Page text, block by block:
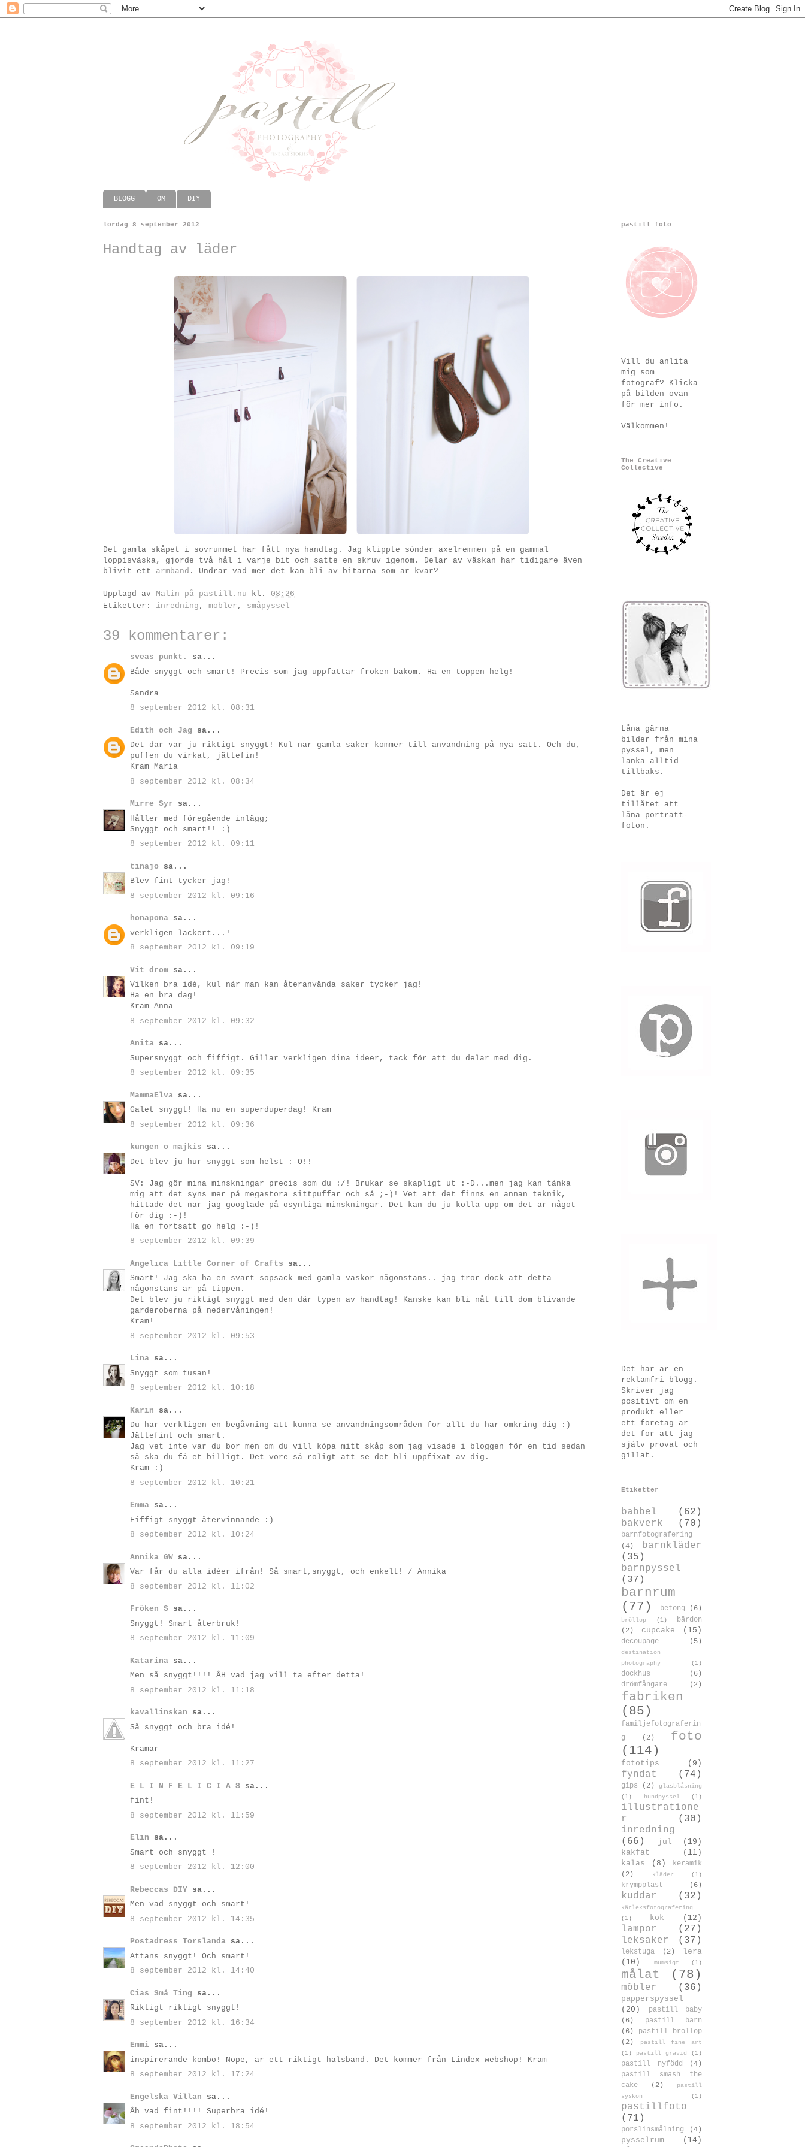
BLOGG OM DIY
lördag 8 september 2012
Handtag av läder
Det gamla skåpet i sovrummet har fått nya handtag. Jag klippte sönder axelremmen på en gammal
loppisväska, gjorde två hål i varje bit och satte en skruv igenom. Delar av väskan har tidigare även
blivit ett armband . Undrar vad mer det kan bli av bitarna som är kvar?
Upplagd av Malin på pastill.nu kl. 08:26
Etiketter: inredning , möbler , småpyssel
39 kommentarer:
sveas punkt.
sa...
Både snyggt och smart! Precis som jag uppfattar fröken bakom. Ha en toppen helg!
Sandra
8 september 2012 kl. 08:31
Edith och Jag sa...
Det där var ju riktigt snyggt! Kul när gamla saker kommer till användning på nya sätt. Och du,
puffen du virkat, jättefin!
Kram Maria
8 september 2012 kl. 08:34
Mirre Syr sa...
Håller med föregående inlägg;
Snyggt och smart!! :)
8 september 2012 kl. 09:11
tinajo sa...
Blev fint tycker jag!
8 september 2012 kl. 09:16
hönapöna sa...
verkligen läckert...!
8 september 2012 kl. 09:19
Vit dröm sa...
Vilken bra idé, kul när man kan återanvända saker tycker jag!
Ha en bra dag!
Kram Anna
8 september 2012 kl. 09:32
Anita sa...
Supersnyggt och fiffigt. Gillar verkligen dina ideer, tack för att du delar med dig.
8 september 2012 kl. 09:35
MammaElva sa...
Galet snyggt! Ha nu en superduperdag! Kram
8 september 2012 kl. 09:36
kungen o majkis sa...
Det blev ju hur snyggt som helst :-O!!
SV: Jag gör mina minskningar precis som du :/! Brukar se skapligt ut :-D...men jag kan tänka
mig att det syns mer på megastora sittpuffar och så ;-)! Vet att det finns en annan teknik,
hittade det när jag googlade på osynliga minskningar. Det kan du ju kolla upp om det är något
för dig :-)!
Ha en fortsatt go helg :-)!
8 september 2012 kl. 09:39
Angelica Little Corner of Crafts sa...
Smart! Jag ska ha en svart sopsäck med gamla väskor någonstans.. jag tror dock att detta
någonstans är på tippen.
Det blev ju riktigt snyggt med den där typen av handtag! Kanske kan bli nåt till dom blivande
garderoberna på nedervåningen!
Kram!
8 september 2012 kl. 09:53
Lina sa...
Snyggt som tusan!
8 september 2012 kl. 10:18
Karin sa...
Du har verkligen en begåvning att kunna se användningsområden för allt du har omkring dig :)
Jättefint och smart.
Jag vet inte var du bor men om du vill köpa mitt skåp som jag visade i bloggen för en tid sedan
så ska du få et billigt. Det vore så roligt att se det bli uppfixat av dig.
Kram :)
8 september 2012 kl. 10:21
Emma sa...
Fiffigt snyggt återvinnande :)
8 september 2012 kl. 10:24
Annika GW sa...
Var får du alla idéer ifrån! Så smart,snyggt, och enkelt! / Annika
8 september 2012 kl. 11:02
Fröken S sa...
Snyggt! Smart återbruk!
8 september 2012 kl. 11:09
Katarina sa...
Men så snyggt!!!! ÅH vad jag vill ta efter detta!
8 september 2012 kl. 11:18
kavallinskan sa...
Så snyggt och bra idé!
Kramar
8 september 2012 kl. 11:27
E L I N F E L I C I A S sa...
fint!
8 september 2012 kl. 11:59
Elin sa...
Smart och snyggt !
8 september 2012 kl. 12:00
Rebeccas DIY sa...
Men vad snyggt och smart!
8 september 2012 kl. 14:35
Postadress Torslanda sa...
Attans snyggt! Och smart!
8 september 2012 kl. 14:40
Cias Små Ting sa...
Riktigt riktigt snyggt!
8 september 2012 kl. 16:34
Emmi sa...
inspirerande kombo! Nope, är ett riktigt halsband. Det kommer från Lindex webshop! Kram
8 september 2012 kl. 17:24
Engelska Villan sa...
Åh vad fint!!!! Superbra idé!
8 september 2012 kl. 18:54
pastill foto
Vill du anlita
mig som
fotograf? Klicka
på bilden ovan
för mer info.
Välkommen!
The Creative
Collective
Låna gärna
bilder från mina
pyssel, men
länka alltid
tillbaks.
Det är ej
tillåtet att
låna porträtt-
foton.
Det här är en
reklamfri blogg.
Skriver jag
positivt om en
produkt eller
ett företag är
det för att jag
själv provat och
gillat.
Etiketter
babbel
(62)
bakverk
(70)
barnfotografering
(4)
barnkläder
(35)
barnpyssel
(37)
barnrum
(77)
betong (6)
bröllop (1)
bärdon
(2)
cupcake (15)
decoupage (5)
destination
photography
(1)
dockhus
(6)
drömfångare
(2)
fabriken
(85)
familjefotograferin
g
(2)
foto
(114)
fototips (9)
fyndat (74)
gips (2)
glasblåsning
(1)
hundpyssel (1)
illustratione
r
(30)
inredning
(66)
jul
(19)
kakfat
(11)
kalas
(8)
keramik
(2)
kläder (1)
krympplast (6)
kuddar (32)
kärleksfotografering
(1)
kök (12)
lampor
(27)
leksaker
(37)
lekstuga (2)
lera
(10)
mumsigt (1)
målat (78)
möbler (36)
papperspyssel
(20)
pastill baby
(6)
pastill barn
(6)
pastill bröllop
(2)
pastill fine art
(1)
pastill gravid (1)
pastill nyfödd
(4)
pastill smash the
cake
(2)
pastill
syskon
(1)
pastillfoto
(71)
porslinsmålning (4)
pysselrum
(14)